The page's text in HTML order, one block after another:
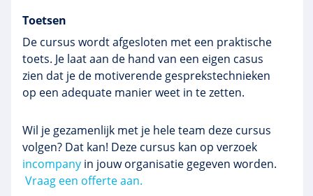
Toetsen
De cursus wordt afgesloten met een praktische
toets. Je laat aan de hand van een eigen casus
zien dat je de motiverende gesprekstechnieken
op een adequate manier weet in te zetten.
Wil je gezamenlijk met je hele team deze cursus
volgen? Dat kan! Deze cursus kan op verzoek
incompany in jouw organisatie gegeven worden.
Vraag een offerte aan.